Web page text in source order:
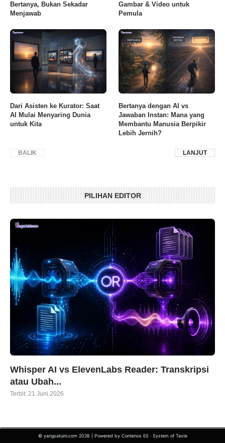
Bertanya, Bukan Sekadar
Menjawab
Gambar & Video untuk
Pemula
Dari Asisten ke Kurator: Saat
AI Mulai Menyaring Dunia
untuk Kita
Bertanya dengan AI vs
Jawaban Instan: Mana yang
Membantu Manusia Berpikir
Lebih Jernih?
BALIK LANJUT
PILIHAN EDITOR
Whisper AI vs ElevenLabs Reader: Transkripsi
atau Ubah...
Terbit: 21 Juni 2026
© yangsatuini.com 2026 | Powered by Contenos ES · System of Taste